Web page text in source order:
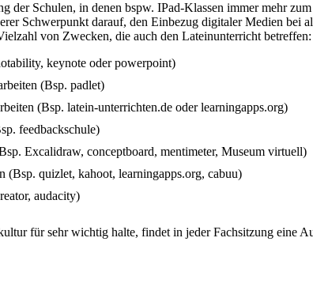
der Schulen, in denen bspw. IPad-Klassen immer mehr
Schwerpunkt darauf, den Einbezug digitaler Medien bei
von Zwecken, die auch den Lateinunterricht betreffen:
keynote oder powerpoint)
(Bsp. padlet)
(Bsp. latein-unterrichten.de oder learningapps.org)
feedbackschule)
Excalidraw, conceptboard, mentimeter, Museum virtuell)
(Bsp. quizlet, kahoot, learningapps.org, cabuu)
audacity)
für sehr wichtig halte, findet in jeder Fachsitzung eine